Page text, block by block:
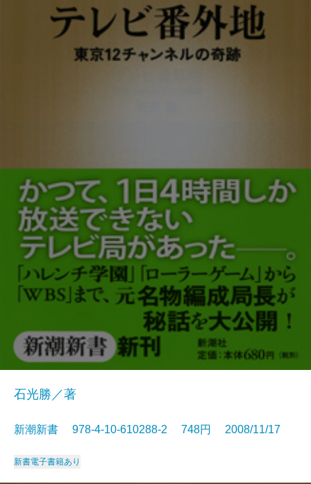
石光勝／著
新潮新書 978-4-10-610288-2 748円 2008/11/17
新書電子書籍あり